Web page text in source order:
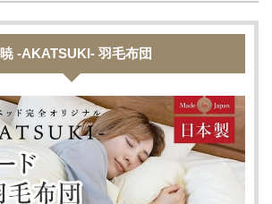
暁 -AKATSUKI- 羽毛布団